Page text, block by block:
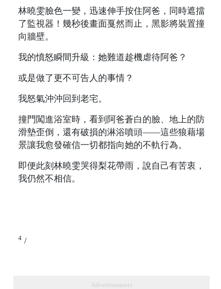
林曉雯臉色一變，迅速伸手按住阿爸，同時遮擋
了監視器！幾秒後畫面戛然而止，黑影將裝置撞
向牆壁。
我的憤怒瞬間升級：她難道趁機虐待阿爸？
或是做了更不可告人的事情？
我怒氣沖沖回到老宅。
撞門闖進浴室時，看到阿爸蒼白的臉、地上的防
滑墊歪倒，還有破損的淋浴噴頭——這些狼藉場
景讓我愈發確信一切都指向她的不軌行為。
即便此刻林曉雯哭得梨花帶雨，說自己有苦衷，
我仍然不相信。
4 /
Advertisements